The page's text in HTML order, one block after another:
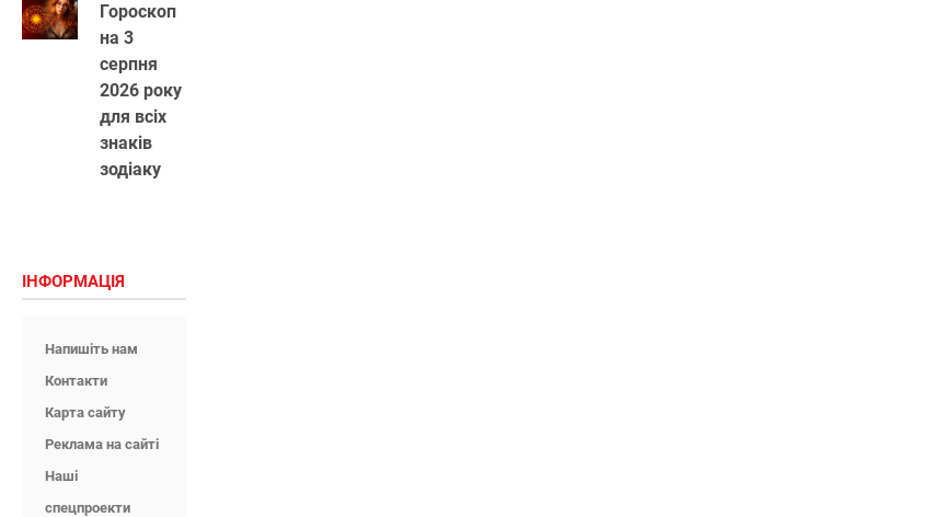
Гороскоп
на 3
серпня
2026 року
для всіх
знаків
зодіаку
ІНФОРМАЦІЯ
Напишіть нам
Контакти
Карта сайту
Реклама на сайті
Наші
спецпроекти